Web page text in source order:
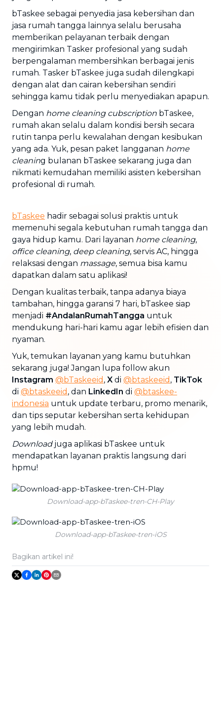
bTaskee sebagai penyedia jasa kebersihan dan
jasa rumah tangga lainnya selalu berusaha
memberikan pelayanan terbaik dengan
mengirimkan Tasker profesional yang sudah
berpengalaman membersihkan berbagai jenis
rumah. Tasker bTaskee juga sudah dilengkapi
dengan alat dan cairan kebersihan sendiri
sehingga kamu tidak perlu menyediakan apapun.
Dengan home cleaning cubscription bTaskee,
rumah akan selalu dalam kondisi bersih secara
rutin tanpa perlu kewalahan dengan kesibukan
yang ada. Yuk, pesan paket langganan home
cleaning bulanan bTaskee sekarang juga dan
nikmati kemudahan memiliki asisten kebersihan
profesional di rumah.
bTaskee hadir sebagai solusi praktis untuk
memenuhi segala kebutuhan rumah tangga dan
gaya hidup kamu. Dari layanan home cleaning,
office cleaning, deep cleaning, servis AC, hingga
relaksasi dengan massage, semua bisa kamu
dapatkan dalam satu aplikasi!
Dengan kualitas terbaik, tanpa adanya biaya
tambahan, hingga garansi 7 hari, bTaskee siap
menjadi #AndalanRumahTangga untuk
mendukung hari-hari kamu agar lebih efisien dan
nyaman.
Yuk, temukan layanan yang kamu butuhkan
sekarang juga! Jangan lupa follow akun
Instagram @bTaskeeid , X di @btaskeeid , TikTok
di @btaskeeid , dan LinkedIn di @btaskee-
indonesia untuk update terbaru, promo menarik,
dan tips seputar kebersihan serta kehidupan
yang lebih mudah.
Downloadjuga aplikasi bTaskee untuk
mendapatkan layanan praktis langsung dari
hpmu!
Download-app-bTaskee-tren-CH-Play
Download-app-bTaskee-tren-iOS
Bagikan artikel ini!